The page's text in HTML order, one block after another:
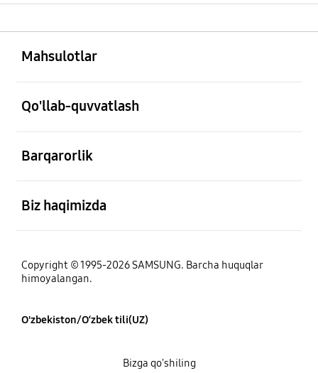
Mahsulotlar
Qo'llab-quvvatlash
Barqarorlik
Biz haqimizda
Copyright © 1995-2026 SAMSUNG. Barcha huquqlar
himoyalangan.
O'zbekiston/O‘zbek tili(UZ)
Bizga qo'shiling